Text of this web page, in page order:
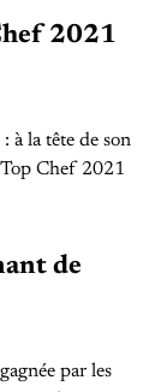
2021
à la tête de son
Chef 2021
de
par les